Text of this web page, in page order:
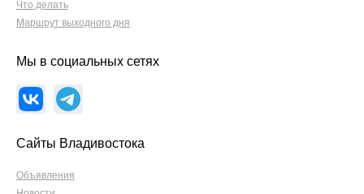
Что делать
Маршрут выходного дня
Мы в социальных сетях
Сайты Владивостока
Объявления